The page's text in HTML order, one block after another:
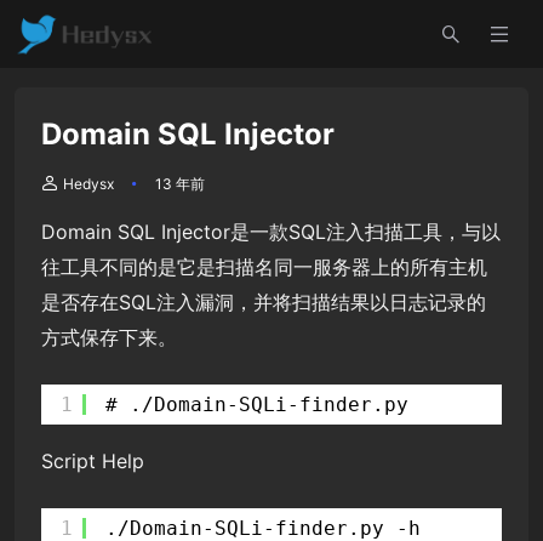
Domain SQL Injector
Hedysx 13 年前
Domain SQL Injector是一款SQL注入扫描工具，与以
往工具不同的是它是扫描名同一服务器上的所有主机
是否存在SQL注入漏洞，并将扫描结果以日志记录的
方式保存下来。
1 # ./Domain-SQLi-finder.py
Script Help
1 ./Domain-SQLi-finder.py -h